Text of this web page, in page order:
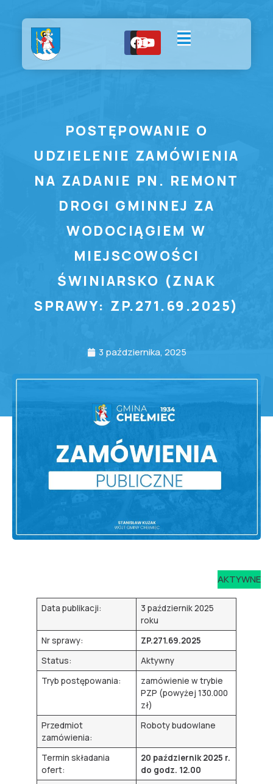
POSTĘPOWANIE O
UDZIELENIE ZAMÓWIENIA
NA ZADANIE PN. REMONT
DROGI GMINNEJ ZA
WODOCIĄGIEM W
MIEJSCOWOŚCI
ŚWINIARSKO (ZNAK
SPRAWY: ZP.271.69.2025)
3 października, 2025
AKTYWNE
Data publikacji:
3 październik 2025
roku
Nr sprawy:
ZP.271.69.2025
Status:
Aktywny
Tryb postępowania:
zamówienie w trybie
PZP (powyżej 130.000
zł)
Przedmiot
zamówienia:
Roboty budowlane
Termin składania
ofert:
20 październik 2025 r.
do godz. 12.00